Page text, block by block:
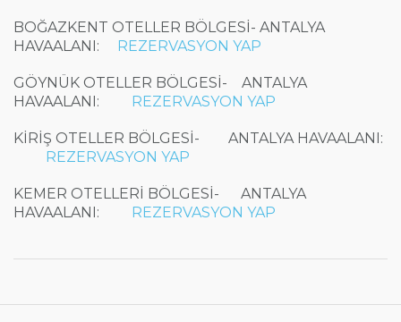
BOĞAZKENT OTELLER BÖLGESİ- ANTALYA
HAVAALANI: REZERVASYON YAP
GÖYNÜK OTELLER BÖLGESİ- ANTALYA
HAVAALANI: REZERVASYON YAP
KİRİŞ OTELLER BÖLGESİ- ANTALYA HAVAALANI:
REZERVASYON YAP
KEMER OTELLERİ BÖLGESİ- ANTALYA
HAVAALANI: REZERVASYON YAP